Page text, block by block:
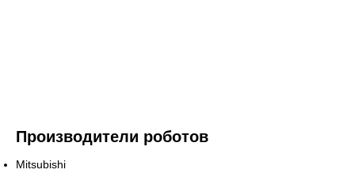
Производители роботов
Mitsubishi